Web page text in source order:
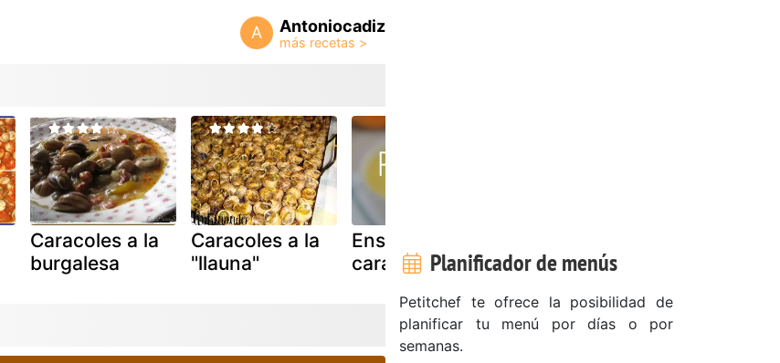
A Antoniocadiz
Caracoles a la
burgalesa
Caracoles a la
"llauna"
Ensalada de
caracol
salsa
Planificador de menús
Petitchef te ofrece la posibilidad de
planificar tu menú por días o por
semanas.